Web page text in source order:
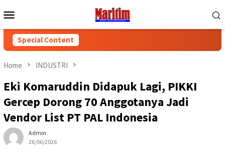
to
Menu
Special Content
Home INDUSTRI
Eki Komaruddin Didapuk Lagi, PIKKI
Gercep Dorong 70 Anggotanya Jadi
Vendor List PT PAL Indonesia
Admin
26/06/2026